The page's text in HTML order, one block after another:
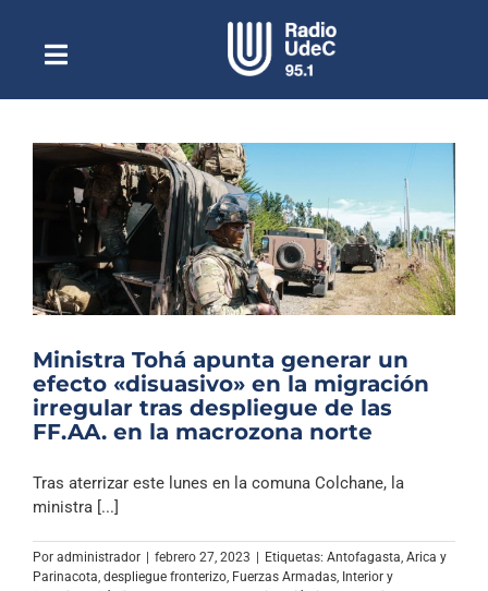
contenidoToggle
NavigationEscuchar Radio UdeC en vivo
Quiénes Somos
Programación
Podcast
Noticias
Columnas
Música Clásica
Ministra Tohá apunta generar un
efecto «disuasivo» en la migración
irregular tras despliegue de las
FF.AA. en la macrozona norte
Tras aterrizar este lunes en la comuna Colchane, la
ministra [...]
Por administrador | febrero 27, 2023 | Etiquetas: Antofagasta Arica y
Parinacota despliegue fronterizo Fuerzas Armadas Interior y